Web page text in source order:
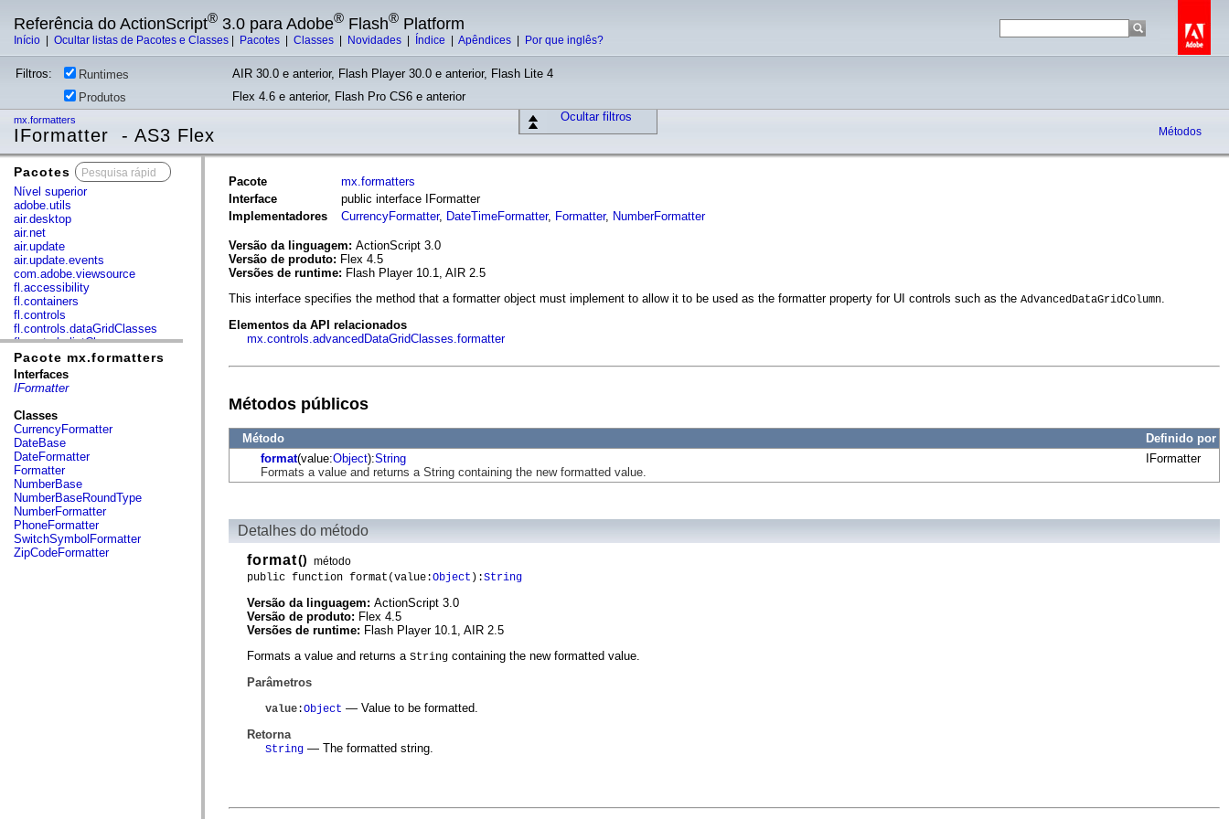
Referência do ActionScript® 3.0 para Adobe® Flash® Platform
Início Ocultar listas de Pacotes e Classes Pacotes Classes Novidades Índice Apêndices Por que inglês?
Filtros: Runtimes
AIR 30.0 e anterior, Flash Player 30.0 e anterior, Flash Lite 4
Produtos
Flex 4.6 e anterior, Flash Pro CS6 e anterior
Ocultar filtros
mx.formatters
IFormatter - AS3 Flex Métodos
Pacotes
Nível superior
adobe.utils
air.desktop
air.net
air.update
air.update.events
com.adobe.viewsource
fl.accessibility
fl.containers
fl.controls
fl.controls.dataGridClasses
fl.controls.listClasses
fl.controls.progressBarClasses
fl.core
fl.data
fl.events
fl.ik
fl.lang
fl.livepreview
fl.managers
fl.motion
fl.motion.easing
fl.rsl
fl.text
fl.transitions
fl.transitions.easing
fl.video
Pacote mx.formatters
Interfaces
IFormatter
Classes
CurrencyFormatter
DateBase
DateFormatter
Formatter
NumberBase
NumberBaseRoundType
NumberFormatter
PhoneFormatter
SwitchSymbolFormatter
ZipCodeFormatter
Pacote
mx.formatters
Interface
public interface IFormatter
Implementadores
CurrencyFormatter, DateTimeFormatter, Formatter, NumberFormatter
Versão da linguagem: ActionScript 3.0
Versão de produto: Flex 4.5
Versões de runtime: Flash Player 10.1, AIR 2.5
This interface specifies the method that a formatter object must implement to allow it to be used as the formatter property for UI controls such as the AdvancedDataGridColumn.
Elementos da API relacionados
mx.controls.advancedDataGridClasses.formatter
Métodos públicos
Método
Definido por
format(value:Object):String
Formats a value and returns a String containing the new formatted value.
IFormatter
Detalhes do método
format() método
public function format(value:Object ):String
Versão da linguagem: ActionScript 3.0
Versão de produto: Flex 4.5
Versões de runtime: Flash Player 10.1, AIR 2.5
Formats a value and returns a String containing the new formatted value.
Parâmetros
value:Object — Value to be formatted.
Retorna
String — The formatted string.